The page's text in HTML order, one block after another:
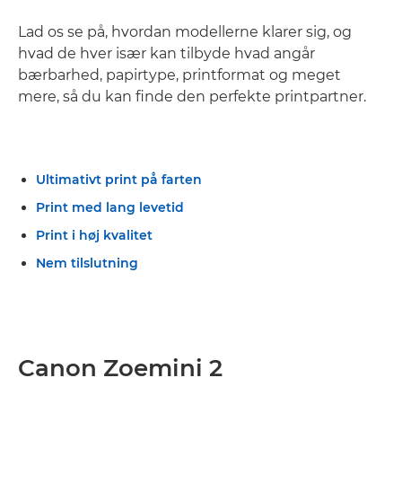
Lad os se på, hvordan modellerne klarer sig, og
hvad de hver især kan tilbyde hvad angår
bærbarhed, papirtype, printformat og meget
mere, så du kan finde den perfekte printpartner.
Ultimativt print på farten
Print med lang levetid
Print i høj kvalitet
Nem tilslutning
Canon Zoemini 2